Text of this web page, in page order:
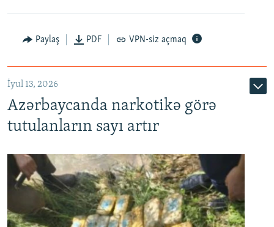
Paylaş PDF VPN-siz açmaq
İyul 13, 2026
Azərbaycanda narkotikə görə
tutulanların sayı artır